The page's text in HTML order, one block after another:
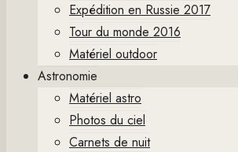
Expédition en Russie 2017
Tour du monde 2016
Matériel outdoor
Astronomie
Matériel astro
Photos du ciel
Carnets de nuit